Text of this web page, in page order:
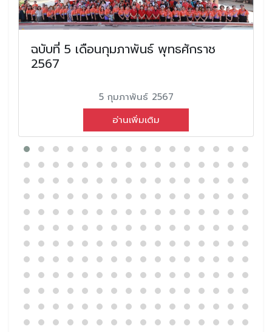
ฉบับที่ 5 เดือนกุมภาพันธ์ พุทธศักราช
2567
5 กุมภาพันธ์ 2567
อ่านเพิ่มเติม